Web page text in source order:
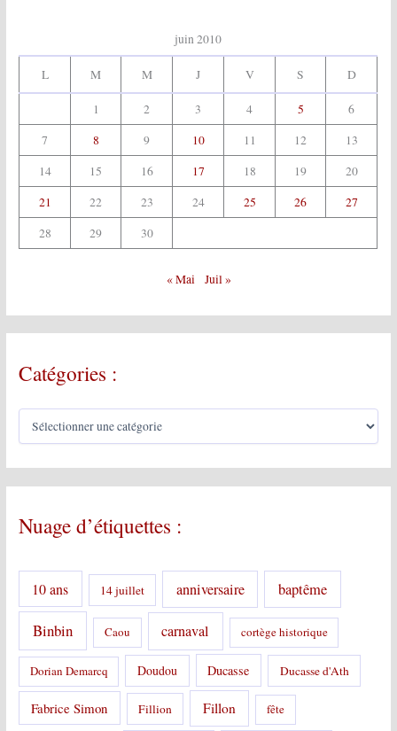
juin 2010
L M M J V S D
1 2 3 4 5
6
7
8 9 10 11 12
13
14
15 16 17 18 19
20
21
22 23 24 25 26
27
28
29 30
« Mai Juil »
Catégories :
C
é
g
r
s
Nuage d’étiquettes :
10 ans 14 juillet anniversaire baptême
Binbin Caou carnaval cortège historique
Dorian Demarcq Doudou Ducasse Ducasse d'Ath
Fabrice Simon Fillion Fillon fête